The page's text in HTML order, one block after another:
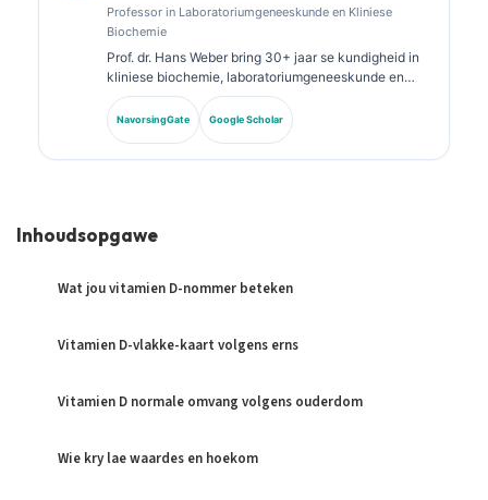
Professor in Laboratoriumgeneeskunde en Kliniese
Biochemie
Prof. dr. Hans Weber bring 30+ jaar se kundigheid in
kliniese biochemie, laboratoriumgeneeskunde en
biomarker-navorsing. Voormalige President van die
Duitse Vereniging vir Kliniese Chemie, spesialiseer hy
in diagnostiese paneelanalise en KI-ondersteunde
NavorsingGate Google Scholar
Inhoudsopgawe
Wat jou vitamien D-nommer beteken
Vitamien D-vlakke-kaart volgens erns
Vitamien D normale omvang volgens ouderdom
Wie kry lae waardes en hoekom